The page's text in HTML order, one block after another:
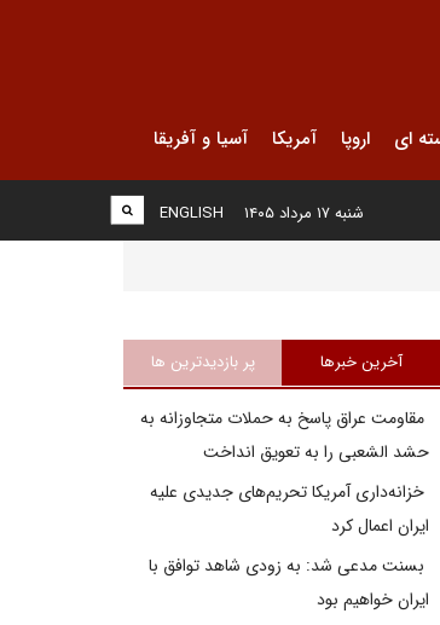
ای اروپا آمریکا آسیا و آفریقا
ENGLISH شنبه ۱۷ مرداد ۱۴۰۵
آخرین خبرها پر بازدیدترین ها
مقاومت عراق پاسخ به حملات متجاوزانه به
حشد الشعبی را به تعویق انداخت
خزانه‌داری آمریکا تحریم‌های جدیدی علیه
ایران اعمال کرد
بسنت مدعی شد: به زودی شاهد توافق با
ایران خواهیم بود